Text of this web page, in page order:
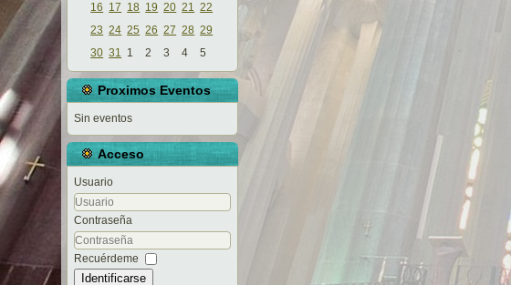
16 17 18 19 20 21 22
23 24 25 26 27 28 29
30 31 1 2 3 4 5
Proximos Eventos
Sin eventos
Acceso
Usuario
Contraseña
Recuérdeme
Identificarse